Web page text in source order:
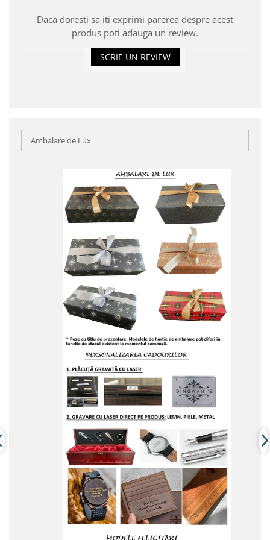
Daca doresti sa iti exprimi parerea despre acest
produs poti adauga un review.
SCRIE UN REVIEW
Ambalare de Lux